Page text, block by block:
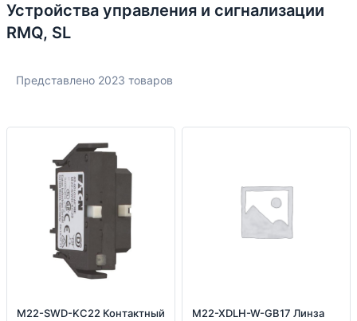
Устройства управления и сигнализации
RMQ, SL
Представлено 2023 товаров
M22-SWD-KC22 Контактный
M22-XDLH-W-GB17 Линза